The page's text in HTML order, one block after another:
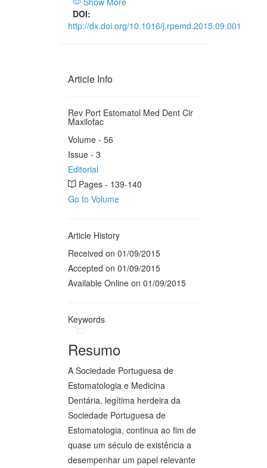
DOI:
http://dx.doi.org/10.1016/j.rpemd.2015.09.001
Article Info
Rev Port Estomatol Med Dent Cir
Maxilofac
Volume - 56
Issue - 3
Editorial
Pages - 139-140
Go to Volume
Article History
Received on 01/09/2015
Accepted on 01/09/2015
Available Online on 01/09/2015
Keywords
Resumo
A Sociedade Portuguesa de
Estomatologia e Medicina
Dentária, legítima herdeira da
Sociedade Portuguesa de
Estomatologia, continua ao fim de
quase um século de existência a
desempenhar um papel relevante